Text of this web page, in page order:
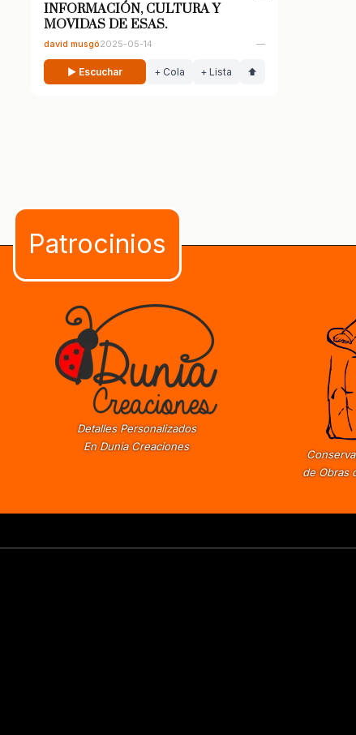
INFORMACIÓN, CULTURA Y
MOVIDAS DE ESAS.
david musgö2025-05-14 —
▶ Escuchar + Cola + Lista ⬆
Detalles Personalizados
En Dunia Creaciones
de Obras